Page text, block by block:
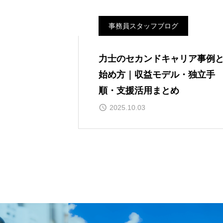
事務員スタッフブログ
力士のセカンドキャリア事例
始め方｜収益モデル・独立手
順・支援活用まとめ
2025.10.03